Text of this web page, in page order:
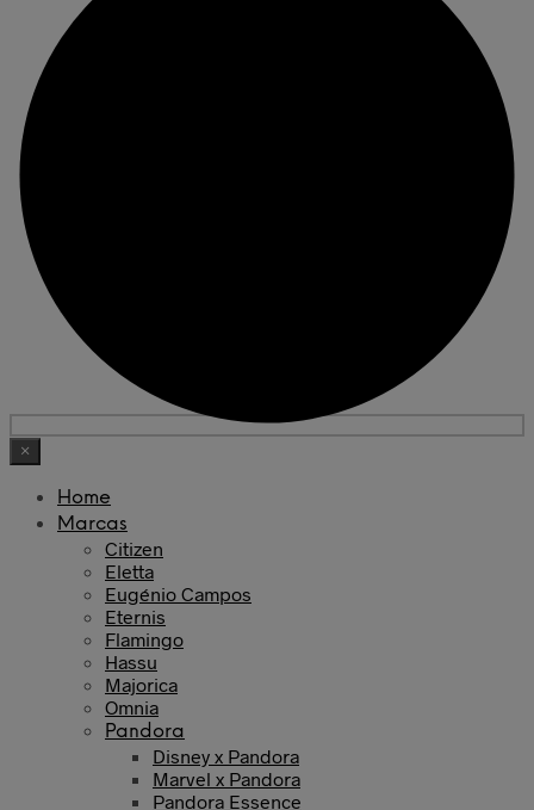
×
Home
Marcas
Citizen
Eletta
Eugénio Campos
Eternis
Flamingo
Hassu
Majorica
Omnia
Pandora
Disney x Pandora
Marvel x Pandora
Pandora Essence